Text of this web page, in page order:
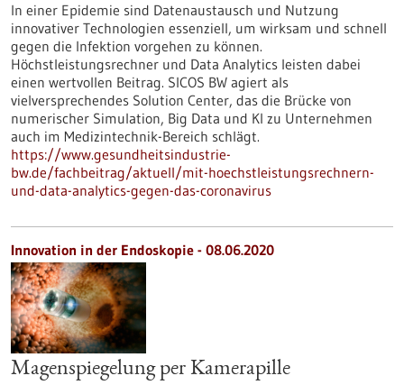
In einer Epidemie sind Datenaustausch und Nutzung
innovativer Technologien essenziell, um wirksam und schnell
gegen die Infektion vorgehen zu können.
Höchstleistungsrechner und Data Analytics leisten dabei
einen wertvollen Beitrag. SICOS BW agiert als
vielversprechendes Solution Center, das die Brücke von
numerischer Simulation, Big Data und KI zu Unternehmen
auch im Medizintechnik-Bereich schlägt.
https://www.gesundheitsindustrie-
bw.de/fachbeitrag/aktuell/mit-hoechstleistungsrechnern-
und-data-analytics-gegen-das-coronavirus
Innovation in der Endoskopie - 08.06.2020
Magenspiegelung per Kamerapille